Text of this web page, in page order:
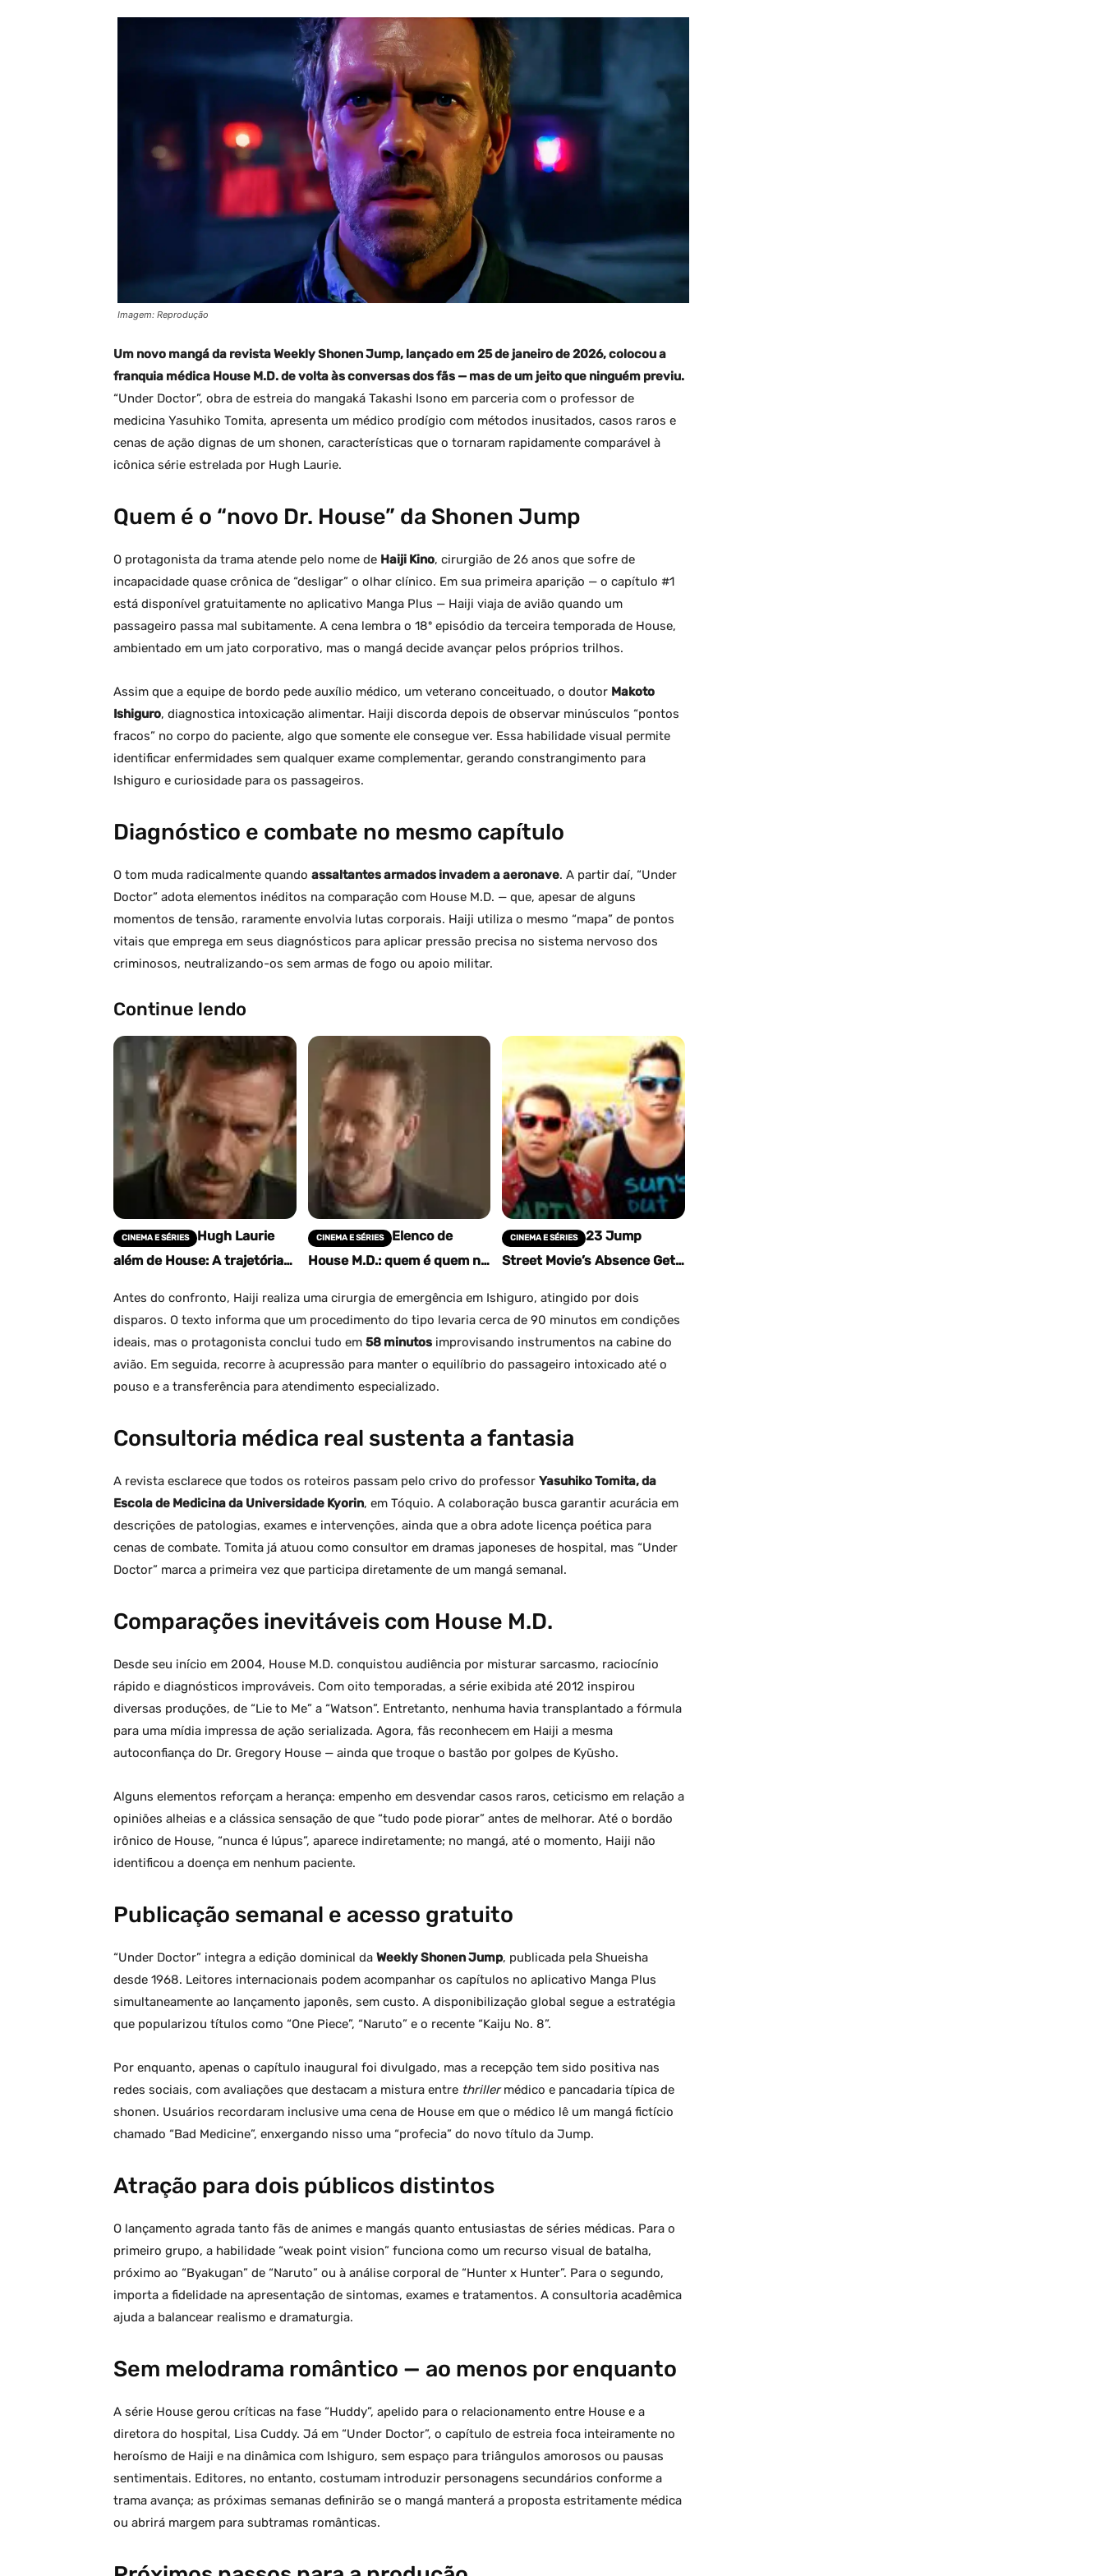
Imagem: Reprodução
Um novo mangá da revista Weekly Shonen Jump, lançado em 25 de janeiro de 2026, colocou a
franquia médica House M.D. de volta às conversas dos fãs — mas de um jeito que ninguém previu.
“Under Doctor”, obra de estreia do mangaká Takashi Isono em parceria com o professor de
medicina Yasuhiko Tomita, apresenta um médico prodígio com métodos inusitados, casos raros e
cenas de ação dignas de um shonen, características que o tornaram rapidamente comparável à
icônica série estrelada por Hugh Laurie.
Quem é o “novo Dr. House” da Shonen Jump
O protagonista da trama atende pelo nome de Haiji Kino, cirurgião de 26 anos que sofre de
incapacidade quase crônica de “desligar” o olhar clínico. Em sua primeira aparição — o capítulo #1
está disponível gratuitamente no aplicativo Manga Plus — Haiji viaja de avião quando um
passageiro passa mal subitamente. A cena lembra o 18º episódio da terceira temporada de House,
ambientado em um jato corporativo, mas o mangá decide avançar pelos próprios trilhos.
Assim que a equipe de bordo pede auxílio médico, um veterano conceituado, o doutor Makoto
Ishiguro, diagnostica intoxicação alimentar. Haiji discorda depois de observar minúsculos “pontos
fracos” no corpo do paciente, algo que somente ele consegue ver. Essa habilidade visual permite
identificar enfermidades sem qualquer exame complementar, gerando constrangimento para
Ishiguro e curiosidade para os passageiros.
Diagnóstico e combate no mesmo capítulo
O tom muda radicalmente quando assaltantes armados invadem a aeronave. A partir daí, “Under
Doctor” adota elementos inéditos na comparação com House M.D. — que, apesar de alguns
momentos de tensão, raramente envolvia lutas corporais. Haiji utiliza o mesmo “mapa” de pontos
vitais que emprega em seus diagnósticos para aplicar pressão precisa no sistema nervoso dos
criminosos, neutralizando-os sem armas de fogo ou apoio militar.
Continue lendo
CINEMA E SÉRIES
Hugh Laurie
além de House: A trajetória
diagnóstico
CINEMA E SÉRIES
Elenco de
House M.D.: quem é quem na
CINEMA E SÉRIES
23 Jump
Street Movie’s Absence Gets
The 24 Jump Street
Announcement
Antes do confronto, Haiji realiza uma cirurgia de emergência em Ishiguro, atingido por dois
disparos. O texto informa que um procedimento do tipo levaria cerca de 90 minutos em condições
ideais, mas o protagonista conclui tudo em 58 minutos improvisando instrumentos na cabine do
avião. Em seguida, recorre à acupressão para manter o equilíbrio do passageiro intoxicado até o
pouso e a transferência para atendimento especializado.
Consultoria médica real sustenta a fantasia
A revista esclarece que todos os roteiros passam pelo crivo do professor Yasuhiko Tomita, da
Escola de Medicina da Universidade Kyorin, em Tóquio. A colaboração busca garantir acurácia em
descrições de patologias, exames e intervenções, ainda que a obra adote licença poética para
cenas de combate. Tomita já atuou como consultor em dramas japoneses de hospital, mas “Under
Doctor” marca a primeira vez que participa diretamente de um mangá semanal.
Comparações inevitáveis com House M.D.
Desde seu início em 2004, House M.D. conquistou audiência por misturar sarcasmo, raciocínio
rápido e diagnósticos improváveis. Com oito temporadas, a série exibida até 2012 inspirou
diversas produções, de “Lie to Me” a “Watson”. Entretanto, nenhuma havia transplantado a fórmula
para uma mídia impressa de ação serializada. Agora, fãs reconhecem em Haiji a mesma
autoconfiança do Dr. Gregory House — ainda que troque o bastão por golpes de Kyūsho.
Alguns elementos reforçam a herança: empenho em desvendar casos raros, ceticismo em relação a
opiniões alheias e a clássica sensação de que “tudo pode piorar” antes de melhorar. Até o bordão
irônico de House, “nunca é lúpus”, aparece indiretamente; no mangá, até o momento, Haiji não
identificou a doença em nenhum paciente.
Publicação semanal e acesso gratuito
“Under Doctor” integra a edição dominical da Weekly Shonen Jump, publicada pela Shueisha
desde 1968. Leitores internacionais podem acompanhar os capítulos no aplicativo Manga Plus
simultaneamente ao lançamento japonês, sem custo. A disponibilização global segue a estratégia
que popularizou títulos como “One Piece”, “Naruto” e o recente “Kaiju No. 8”.
Por enquanto, apenas o capítulo inaugural foi divulgado, mas a recepção tem sido positiva nas
redes sociais, com avaliações que destacam a mistura entre thrillermédico e pancadaria típica de
shonen. Usuários recordaram inclusive uma cena de House em que o médico lê um mangá fictício
chamado “Bad Medicine”, enxergando nisso uma “profecia” do novo título da Jump.
Atração para dois públicos distintos
O lançamento agrada tanto fãs de animes e mangás quanto entusiastas de séries médicas. Para o
primeiro grupo, a habilidade “weak point vision” funciona como um recurso visual de batalha,
próximo ao “Byakugan” de “Naruto” ou à análise corporal de “Hunter x Hunter”. Para o segundo,
importa a fidelidade na apresentação de sintomas, exames e tratamentos. A consultoria acadêmica
ajuda a balancear realismo e dramaturgia.
Sem melodrama romântico — ao menos por enquanto
A série House gerou críticas na fase “Huddy”, apelido para o relacionamento entre House e a
diretora do hospital, Lisa Cuddy. Já em “Under Doctor”, o capítulo de estreia foca inteiramente no
heroísmo de Haiji e na dinâmica com Ishiguro, sem espaço para triângulos amorosos ou pausas
sentimentais. Editores, no entanto, costumam introduzir personagens secundários conforme a
trama avança; as próximas semanas definirão se o mangá manterá a proposta estritamente médica
ou abrirá margem para subtramas românticas.